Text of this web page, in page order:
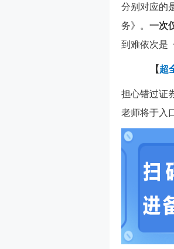
分别对应的
务》。 一次
到难依次是
【超
担心错过证
老师将于入